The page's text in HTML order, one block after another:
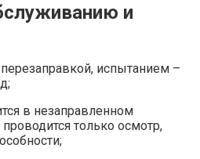
и
испытанием –
в незаправленном
только осмотр,